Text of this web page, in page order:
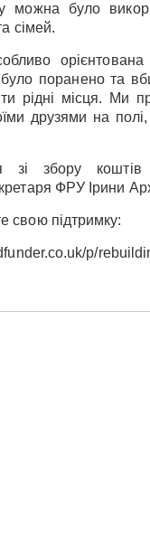
можна було
сімей.
поранено та
рідні місця. Ми
друзями на
зі збору коштів
ФРУ Ірини
свою підтримку:
p/